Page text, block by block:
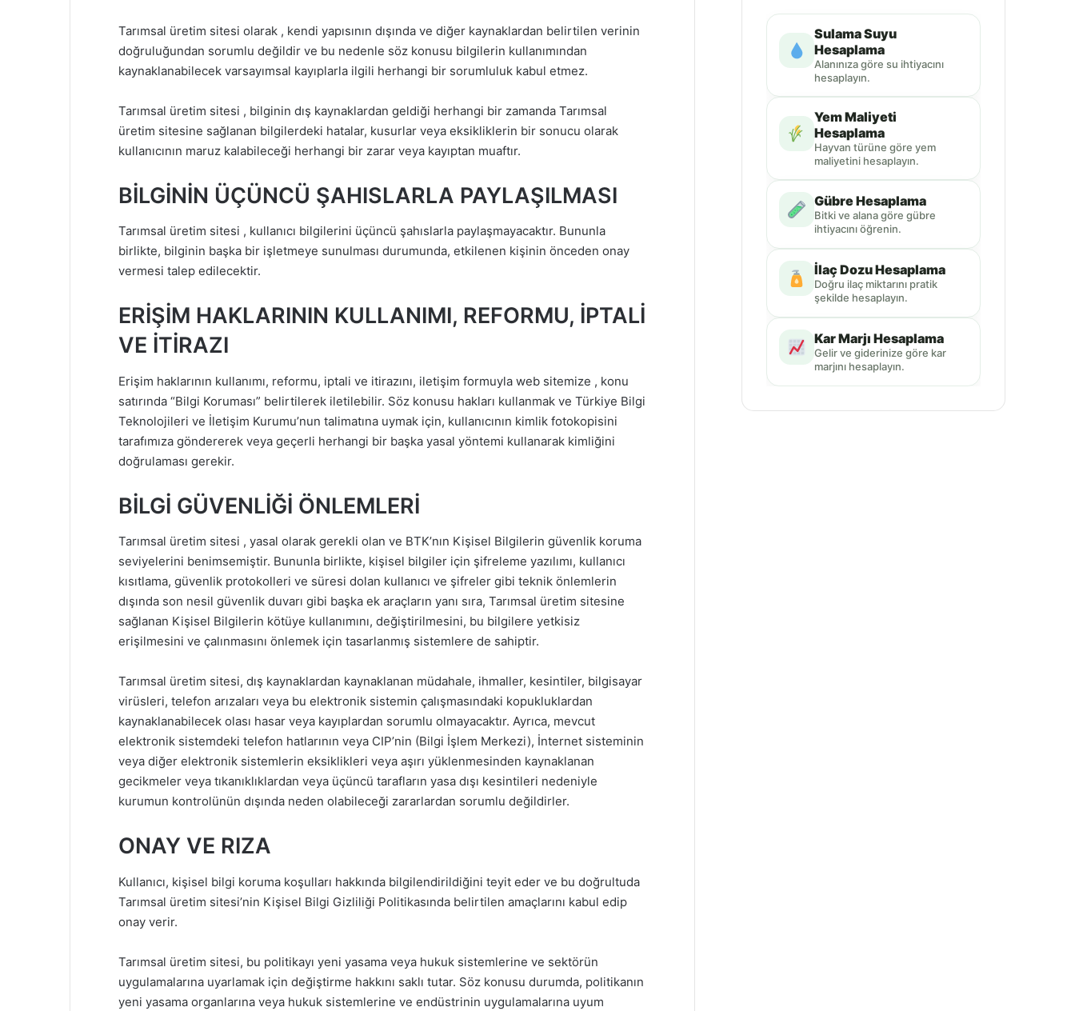
Tarımsal üretim sitesi olarak , kendi yapısının dışında ve diğer kaynaklardan belirtilen verinin
doğruluğundan sorumlu değildir ve bu nedenle söz konusu bilgilerin kullanımından
kaynaklanabilecek varsayımsal kayıplarla ilgili herhangi bir sorumluluk kabul etmez.
Tarımsal üretim sitesi , bilginin dış kaynaklardan geldiği herhangi bir zamanda Tarımsal
üretim sitesine sağlanan bilgilerdeki hatalar, kusurlar veya eksikliklerin bir sonucu olarak
kullanıcının maruz kalabileceği herhangi bir zarar veya kayıptan muaftır.
BİLGİNİN ÜÇÜNCÜ ŞAHISLARLA PAYLAŞILMASI
Tarımsal üretim sitesi , kullanıcı bilgilerini üçüncü şahıslarla paylaşmayacaktır. Bununla
birlikte, bilginin başka bir işletmeye sunulması durumunda, etkilenen kişinin önceden onay
vermesi talep edilecektir.
ERİŞİM HAKLARININ KULLANIMI, REFORMU, İPTALİ
VE İTİRAZI
Erişim haklarının kullanımı, reformu, iptali ve itirazını, iletişim formuyla web sitemize , konu
satırında “Bilgi Koruması” belirtilerek iletilebilir. Söz konusu hakları kullanmak ve Türkiye Bilgi
Teknolojileri ve İletişim Kurumu’nun talimatına uymak için, kullanıcının kimlik fotokopisini
tarafımıza göndererek veya geçerli herhangi bir başka yasal yöntemi kullanarak kimliğini
doğrulaması gerekir.
BİLGİ GÜVENLİĞİ ÖNLEMLERİ
Tarımsal üretim sitesi , yasal olarak gerekli olan ve BTK’nın Kişisel Bilgilerin güvenlik koruma
seviyelerini benimsemiştir. Bununla birlikte, kişisel bilgiler için şifreleme yazılımı, kullanıcı
kısıtlama, güvenlik protokolleri ve süresi dolan kullanıcı ve şifreler gibi teknik önlemlerin
dışında son nesil güvenlik duvarı gibi başka ek araçların yanı sıra, Tarımsal üretim sitesine
sağlanan Kişisel Bilgilerin kötüye kullanımını, değiştirilmesini, bu bilgilere yetkisiz
erişilmesini ve çalınmasını önlemek için tasarlanmış sistemlere de sahiptir.
Tarımsal üretim sitesi, dış kaynaklardan kaynaklanan müdahale, ihmaller, kesintiler, bilgisayar
virüsleri, telefon arızaları veya bu elektronik sistemin çalışmasındaki kopukluklardan
kaynaklanabilecek olası hasar veya kayıplardan sorumlu olmayacaktır. Ayrıca, mevcut
elektronik sistemdeki telefon hatlarının veya CIP’nin (Bilgi İşlem Merkezi), İnternet sisteminin
veya diğer elektronik sistemlerin eksiklikleri veya aşırı yüklenmesinden kaynaklanan
gecikmeler veya tıkanıklıklardan veya üçüncü tarafların yasa dışı kesintileri nedeniyle
kurumun kontrolünün dışında neden olabileceği zararlardan sorumlu değildirler.
ONAY VE RIZA
Kullanıcı, kişisel bilgi koruma koşulları hakkında bilgilendirildiğini teyit eder ve bu doğrultuda
Tarımsal üretim sitesi’nin Kişisel Bilgi Gizliliği Politikasında belirtilen amaçlarını kabul edip
onay verir.
Tarımsal üretim sitesi, bu politikayı yeni yasama veya hukuk sistemlerine ve sektörün
uygulamalarına uyarlamak için değiştirme hakkını saklı tutar. Söz konusu durumda, politikanın
yeni yasama organlarına veya hukuk sistemlerine ve endüstrinin uygulamalarına uyum
Sulama Suyu
Hesaplama
Alanınıza göre su ihtiyacını
hesaplayın.
Yem Maliyeti
Hesaplama
Hayvan türüne göre yem
maliyetini hesaplayın.
Gübre Hesaplama
Bitki ve alana göre gübre
ihtiyacını öğrenin.
İlaç Dozu Hesaplama
Doğru ilaç miktarını pratik
şekilde hesaplayın.
Kar Marjı Hesaplama
Gelir ve giderinize göre kar
marjını hesaplayın.